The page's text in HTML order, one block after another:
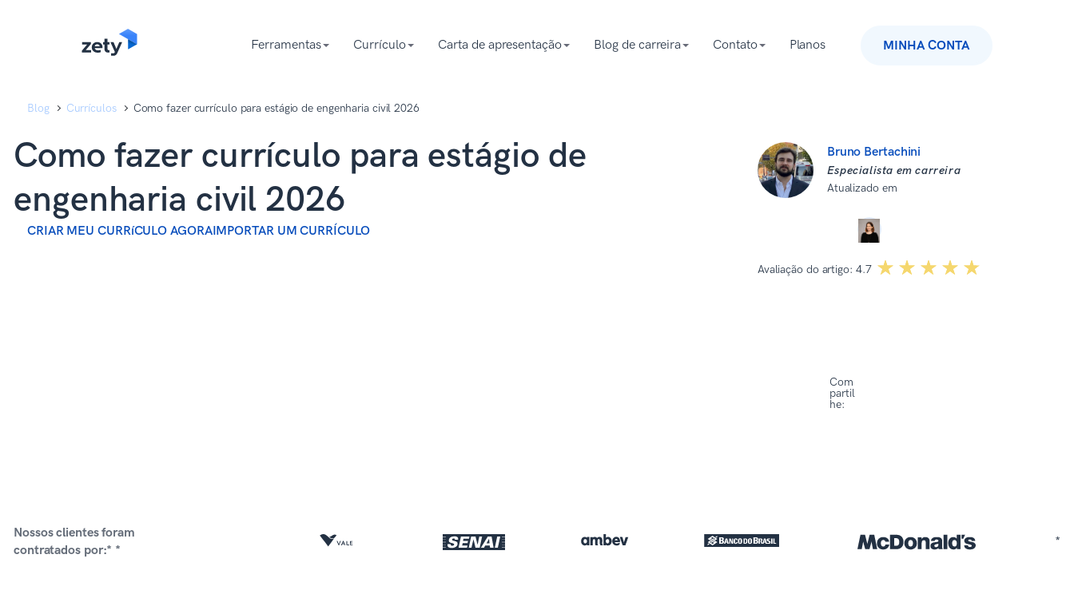
Ferramentas Currículo Carta de apresentação Blog de carreira Contato Planos MINHA CONTA
Blog Currículos Como fazer currículo para estágio de engenharia civil 2026
Como fazer currículo para estágio de
engenharia civil 2026
CRIAR MEU CURRíCULO AGORAIMPORTAR UM CURRÍCULO
Bruno Bertachini
Especialista em carreira
Atualizado em
Avaliação do artigo: 4.7 ☆☆☆☆☆
★★★★★
Com
partil
he:
Nossos clientes foram
contratados por:* *
*